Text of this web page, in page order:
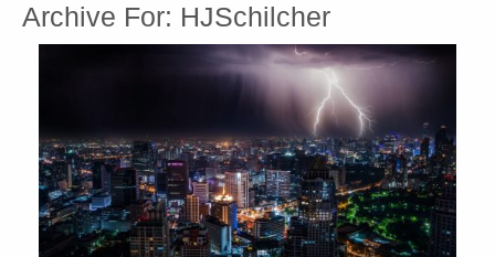
Archive For: HJSchilcher